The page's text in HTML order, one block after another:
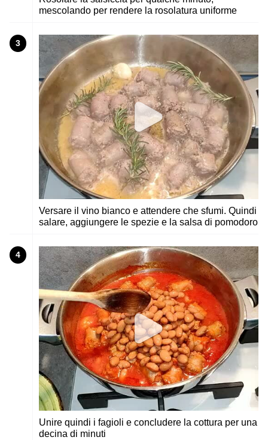
mescolando per rendere la rosolatura uniforme
3
Versare il vino bianco e attendere che sfumi. Quindi
salare, aggiungere le spezie e la salsa di pomodoro
4
Unire quindi i fagioli e concludere la cottura per una
decina di minuti